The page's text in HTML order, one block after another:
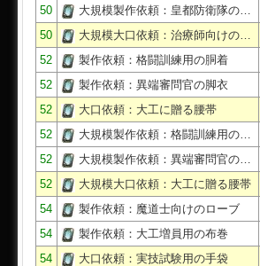
50
大規模製作依頼：皇都防衛隊の…
50
大規模大口依頼：治療師向けの…
52
製作依頼：格闘訓練用の胴着
52
製作依頼：異端審問官の脚衣
52
大口依頼：大工に贈る腰帯
52
大規模製作依頼：格闘訓練用の…
52
大規模製作依頼：異端審問官の…
52
大規模大口依頼：大工に贈る腰帯
54
製作依頼：魔道士向けのローブ
54
製作依頼：大工増員用の布巻
54
大口依頼：実技試験用の手袋